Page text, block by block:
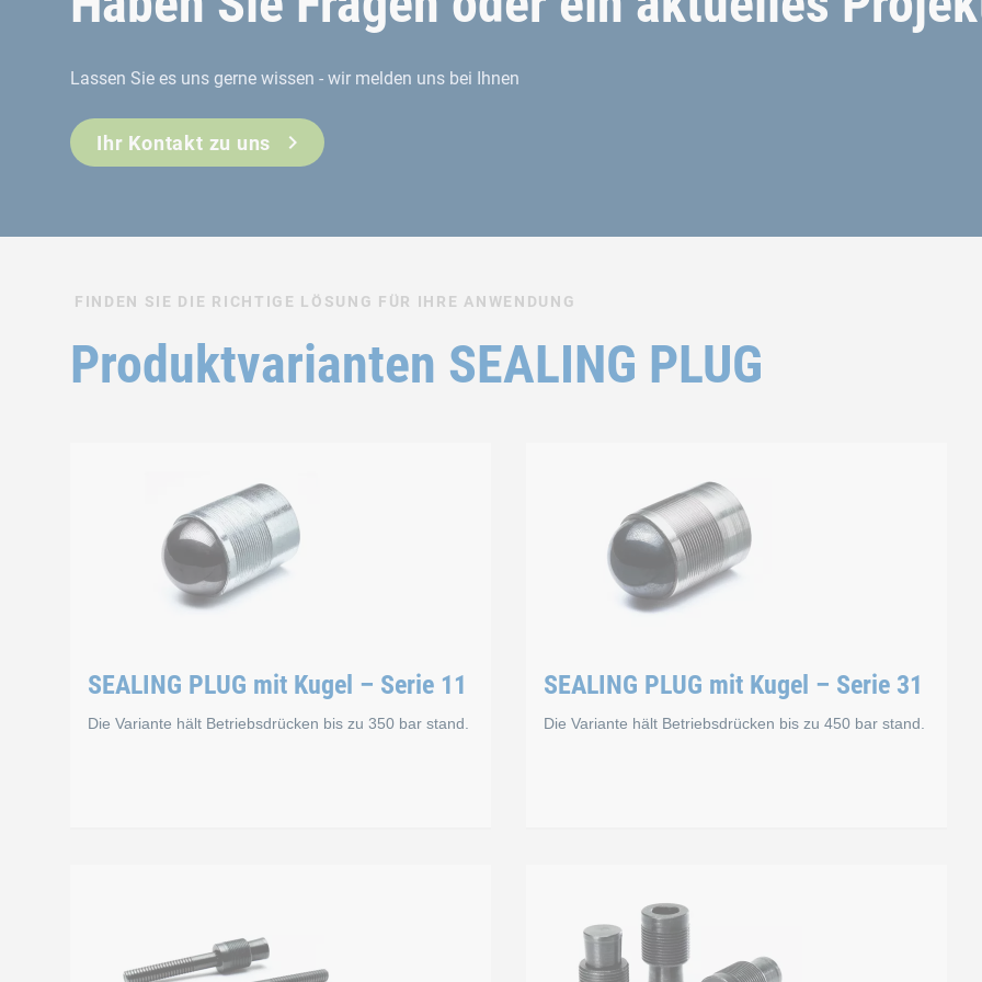
Lassen Sie es uns gerne wissen - wir melden uns bei Ihnen
Ihr Kontakt zu uns
FINDEN SIE DIE RICHTIGE LÖSUNG FÜR IHRE ANWENDUNG
Produktvarianten SEALING PLUG
SEALING PLUG mit Kugel – Serie 11
Die Variante hält Betriebsdrücken bis zu 350 bar stand.
SEALING PLUG mit Kugel – Serie 31
Die Variante hält Betriebsdrücken bis zu 450 bar stand.